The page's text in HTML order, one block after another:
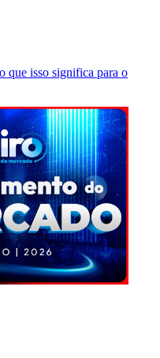
que isso significa para o